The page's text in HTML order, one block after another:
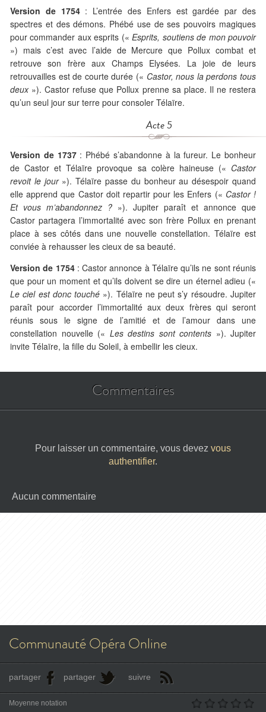
Version de 1754: L’entrée des Enfers est gardée par des
spectres et des démons. Phébé use de ses pouvoirs magiques
pour commander aux esprits («Esprits, soutiens de mon pouvoir
») mais c’est avec l’aide de Mercure que Pollux combat et
retrouve son frère aux Champs Elysées. La joie de leurs
retrouvailles est de courte durée (« Castor, nous la perdons tous
deux»). Castor refuse que Pollux prenne sa place. Il ne restera
qu’un seul jour sur terre pour consoler Télaïre.
Acte 5
Version de 1737: Phébé s’abandonne à la fureur. Le bonheur
de Castor et Télaïre provoque sa colère haineuse (« Castor
revoit le jour»). Télaïre passe du bonheur au désespoir quand
elle apprend que Castor doit repartir pour les Enfers (« Castor !
Et vous m’abandonnez ? »). Jupiter paraît et annonce que
Castor partagera l’immortalité avec son frère Pollux en prenant
place à ses côtés dans une nouvelle constellation. Télaïre est
conviée à rehausser les cieux de sa beauté.
Version de 1754: Castor annonce à Télaïre qu’ils ne sont réunis
que pour un moment et qu’ils doivent se dire un éternel adieu («
Le ciel est donc touché »). Télaïre ne peut s’y résoudre. Jupiter
paraît pour accorder l’immortalité aux deux frères qui seront
réunis sous le signe de l’amitié et de l’amour dans une
constellation nouvelle (« Les destins sont contents »). Jupiter
invite Télaïre, la fille du Soleil, à embellir les cieux.
Commentaires
Pour laisser un commentaire, vous devez vous
authentifier.
Aucun commentaire
Communauté Opéra Online
partager partager suivre
Moyenne notation